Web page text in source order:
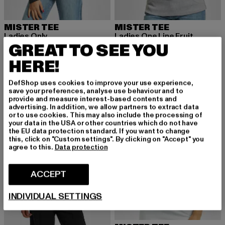
MISTER TEE
Ladies Only
EUR 31,94
Derzeitiger Preis: EUR 31,94
EUR 44,99 Aktionspreis: EUR 44,99
MISTER TEE
Ladies One Line Fruit
EUR 31,94
Derzeitiger Preis: EUR 31,94
EUR 44,99
-28% NEU -26%
GREAT TO SEE YOU
HERE!
DefShop uses cookies to improve your use experience,
save your preferences, analyse use behaviour and to
provide and measure interest-based contents and
advertising. In addition, we allow partners to extract data
or to use cookies. This may also include the processing of
your data in the USA or other countries which do not have
the EU data protection standard. If you want to change
this, click on "Custom settings". By clicking on "Accept" you
agree to this. Data protection
ACCEPT
INDIVIDUAL SETTINGS